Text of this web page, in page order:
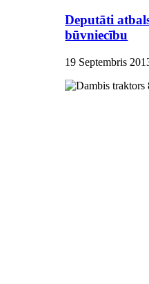
Deputāti
būvniecību
19 Septembris